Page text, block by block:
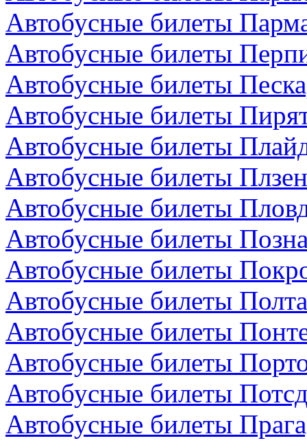
Автобусные билеты
Автобусные билеты
Автобусные билеты
Автобусные билеты
Автобусные билеты
Автобусные билеты
Автобусные билеты
Автобусные билеты
Автобусные билеты
Автобусные билеты
Автобусные билеты
Автобусные билеты
Автобусные билеты
Автобусные билеты